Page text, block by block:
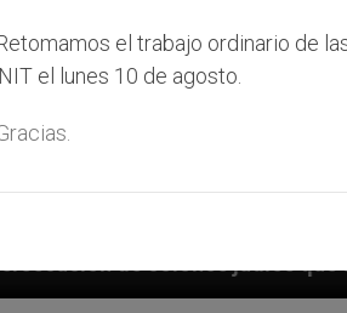
que afecta a cristianos (y
el trabajo ordinario de
el lunes 10 de agosto.